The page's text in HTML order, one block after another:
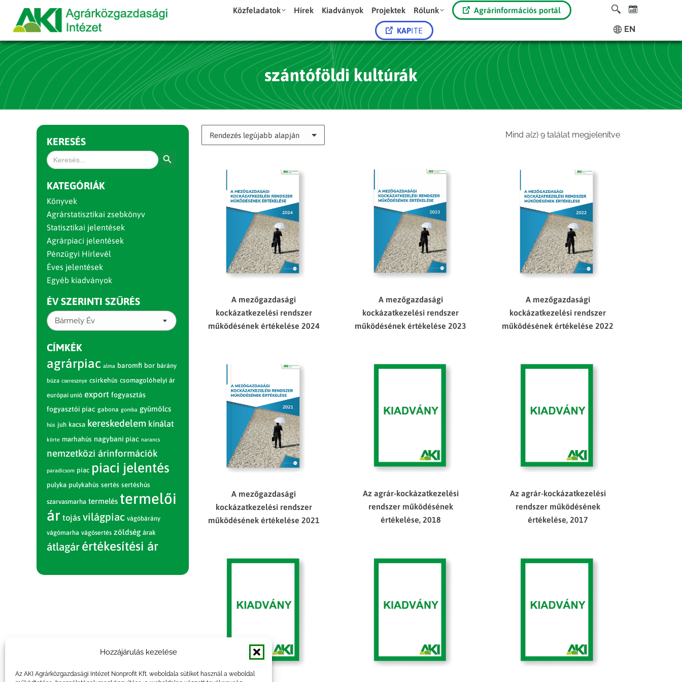
Hozzájárulás kezelése
Az AKI Agrárközgazdasági Intézet Nonprofit Kft. weboldala sütiket használ a weboldal
Közfeladatok Hírek Kiadványok Projektek Rólunk Agrárinformációs portál
KAPITE EN
szántóföldi kultúrák
Mind a(z) 9 találat megjelenítveSorted
A mezőgazdasági
kockázatkezelési rendszer
működésének értékelése 2024
A mezőgazdasági
kockázatkezelési rendszer
működésének értékelése 2023
A mezőgazdasági
kockázatkezelési rendszer
működésének értékelése 2022
A mezőgazdasági
kockázatkezelési rendszer
működésének értékelése 2021
Az agrár-kockázatkezelési
rendszer működésének
értékelése, 2018
Az agrár-kockázatkezelési
rendszer működésének
értékelése, 2017
KERESÉS
Search
for:
KATEGÓRIÁK
Könyvek
Agrárstatisztikai zsebkönyv
Statisztikai jelentések
Agrárpiaci jelentések
Pénzügyi Hírlevél
Éves jelentések
Egyéb kiadványok
ÉV SZERINTI SZŰRÉS
Bármely Év
CÍMKÉK
agrárpiac alma baromfi bor bárány
búza cseresznye csirkehús csomagolóhelyi ár
európai unió export fogyasztás
fogyasztói piac gabona gomba gyümölcs
hús juh kacsa kereskedelem kínálat
körte marhahús nagybani piac narancs
nemzetközi árinformációk
paradicsom piac piaci jelentés
pulyka pulykahús sertés sertéshús
szarvasmarha termelés termelői
ár tojás világpiac vágóbárány
vágómarha vágósertés zöldség árak
átlagár értékesítési ár